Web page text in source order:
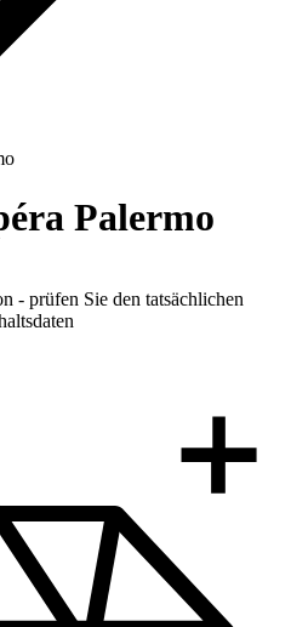
Palermo
- prüfen Sie den tatsächlichen